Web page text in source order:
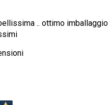
.. ottimo